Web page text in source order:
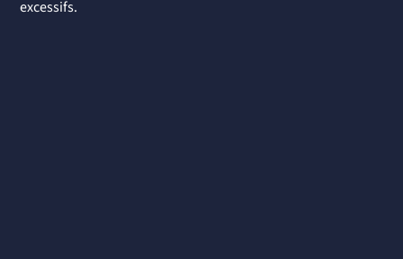
excessifs.